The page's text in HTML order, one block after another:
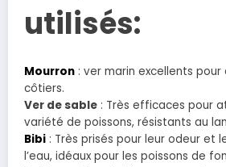
utilisés:
Mourron : ver marin excellents pour
côtiers.
Ver de sable : Très efficaces pour
variété de poissons, résistants au
Bibi : Très prisés pour leur odeur et
l’eau, idéaux pour les poissons de